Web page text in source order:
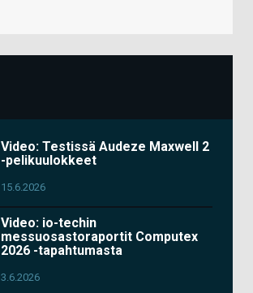
Video: Testissä Audeze Maxwell 2
-pelikuulokkeet
15.6.2026
Video: io-techin
messuosastoraportit Computex
2026 -tapahtumasta
3.6.2026